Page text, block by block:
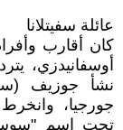
عائلة سفيتلانا
كان أقارب
أوسفانيدزي،
نشأ جوزيف
جورجيا،
تحت اسم